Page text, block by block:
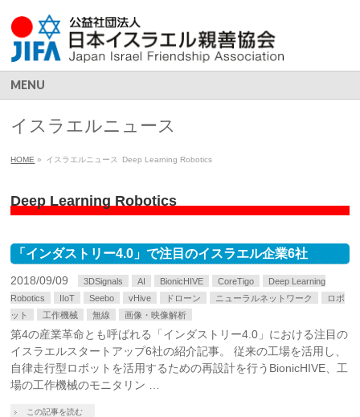
MENU
イスラエルニュース
HOME » イスラエルニュース Deep Learning Robotics
Deep Learning Robotics
「インダストリー4.0」で注目のイスラエル企業6社
2018/09/09 3DSignals AI BionicHIVE CoreTigo
Deep Learning
Robotics
IIoT Seebo vHive ドローン ニューラルネットワーク
ロボ
ット
工作機械 無線 画像・映像解析
第4の産業革命とも呼ばれる「インダストリー4.0」における注目の
イスラエルスタートアップ6社の紹介記事。 従来の工場を活用し、
自律走行型ロボットを活用するための再設計を行うBionicHIVE、工
場の工作機械のモニタリン …
この記事を読む